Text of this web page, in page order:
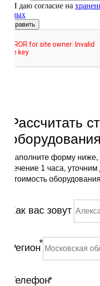
Я даю согласие на
данных
Отправить
Рассчитать
оборудования
Заполните форму
течение 1 часа,
стоимость оборудования
Как вас зовут
Регион*
Телефон*